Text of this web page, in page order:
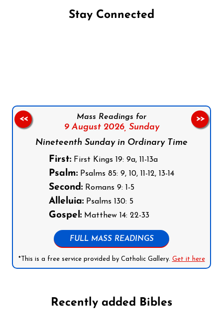
Stay Connected
Mass Readings for
9 August 2026, Sunday
Nineteenth Sunday in Ordinary Time
First: First Kings 19: 9a, 11-13a
Psalm: Psalms 85: 9, 10, 11-12, 13-14
Second: Romans 9: 1-5
Alleluia: Psalms 130: 5
Gospel: Matthew 14: 22-33
FULL MASS READINGS
*This is a free service provided by Catholic Gallery. Get it here
<< >>
Recently added Bibles